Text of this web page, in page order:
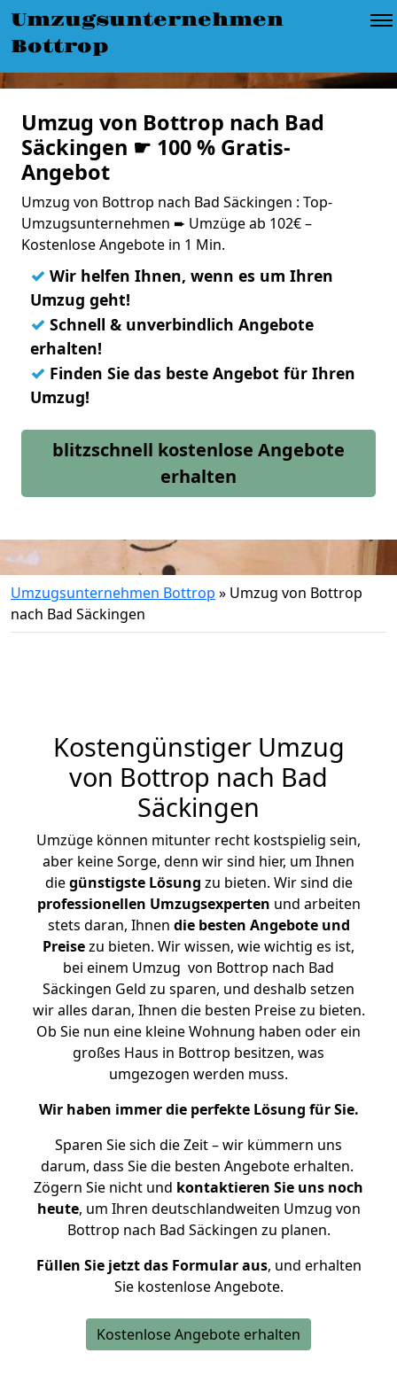
Umzugsunternehmen
Bottrop
Umzug von Bottrop nach Bad
Säckingen ☛ 100 % Gratis-
Angebot
Umzug von Bottrop nach Bad Säckingen : Top-
Umzugsunternehmen ➨ Umzüge ab 102€ –
Kostenlose Angebote in 1 Min.
✓ Wir helfen Ihnen, wenn es um Ihren
Umzug geht!
✓ Schnell & unverbindlich Angebote
erhalten!
✓ Finden Sie das beste Angebot für Ihren
Umzug!
blitzschnell kostenlose Angebote
erhalten
Umzugsunternehmen Bottrop » Umzug von Bottrop
nach Bad Säckingen
Kostengünstiger Umzug
von Bottrop nach Bad
Säckingen
Umzüge können mitunter recht kostspielig sein,
aber keine Sorge, denn wir sind hier, um Ihnen
diegünstigste Lösung zu bieten. Wir sind die
professionellen Umzugsexperten und arbeiten
stets daran, Ihnen die besten Angebote und
Preisezu bieten. Wir wissen, wie wichtig es ist,
bei einem Umzug von Bottrop nach Bad
Säckingen Geld zu sparen, und deshalb setzen
wir alles daran, Ihnen die besten Preise zu bieten.
Ob Sie nun eine kleine Wohnung haben oder ein
großes Haus in Bottrop besitzen, was
umgezogen werden muss.
Wir haben immer die perfekte Lösung für Sie.
Sparen Sie sich die Zeit – wir kümmern uns
darum, dass Sie die besten Angebote erhalten.
Zögern Sie nicht und kontaktieren Sie uns noch
heute, um Ihren deutschlandweiten Umzug von
Bottrop nach Bad Säckingen zu planen.
Füllen Sie jetzt das Formular aus, und erhalten
Sie kostenlose Angebote.
Kostenlose Angebote erhalten